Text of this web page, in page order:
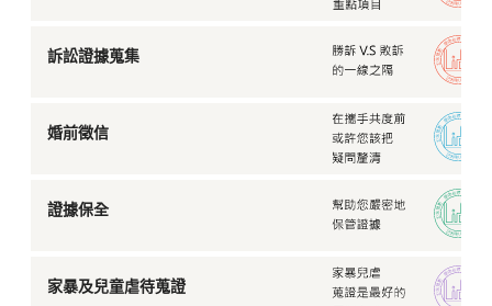
訴訟證據蒐集
婚前徵信
證據保全
家暴及兒童虐待蒐證